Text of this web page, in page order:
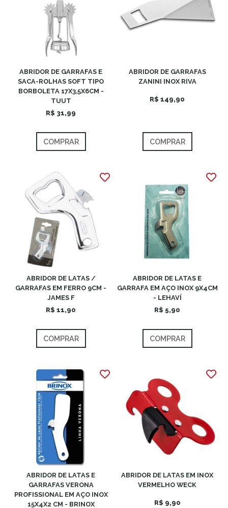
ABRIDOR DE GARRAFAS E
SACA-ROLHAS SOFT TIPO
BORBOLETA 17X3,5X6CM -
TUUT
R$ 31,99
COMPRAR
ABRIDOR DE GARRAFAS
ZANINI INOX RIVA
R$ 149,90
COMPRAR
ABRIDOR DE LATAS /
GARRAFAS EM FERRO 9CM -
JAMES F
R$ 11,90
COMPRAR
ABRIDOR DE LATAS E
GARRAFA EM AÇO INOX 9X4CM
- LEHAVÍ
R$ 5,90
COMPRAR
ABRIDOR DE LATAS E
GARRAFAS VERONA
PROFISSIONAL EM AÇO INOX
15X4X2 CM - BRINOX
ABRIDOR DE LATAS EM INOX
VERMELHO WECK
R$ 9,90